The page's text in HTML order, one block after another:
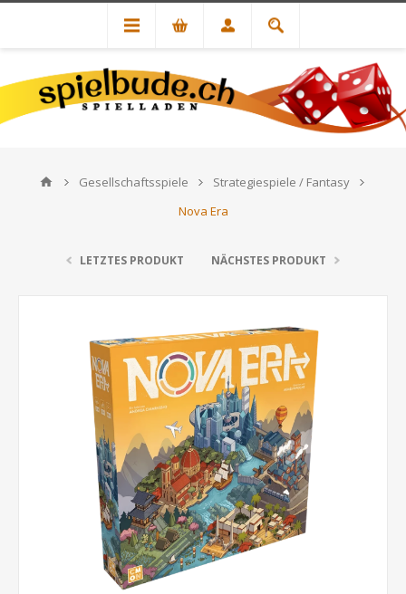
Gesellschaftsspiele
Strategiespiele / Fantasy
Nova Era
LETZTES PRODUKT NÄCHSTES PRODUKT